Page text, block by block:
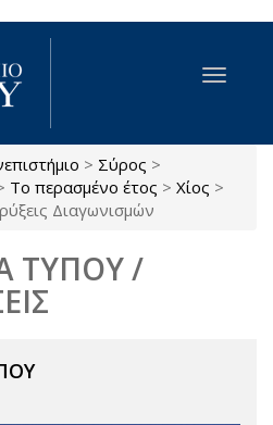
Toggle
> Σύρος >
Το περασμένο έτος > Χίος >
Διαγωνισμών
ΤΥΠΟΥ /